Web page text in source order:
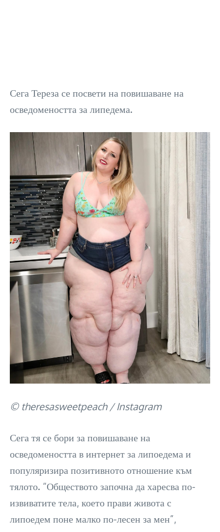
Сега Тереза се посвети на повишаване на
осведомеността за липедема.
© theresasweetpeach / Instagram
Сега тя се бори за повишаване на
осведомеността в интернет за липоедема и
популяризира позитивното отношение към
тялото. “Обществото започна да харесва по-
извиватите тела, което прави живота с
липоедем поне малко по-лесен за мен”,